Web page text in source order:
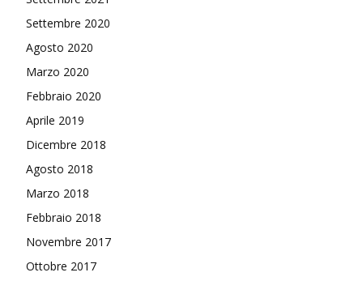
Settembre 2020
Agosto 2020
Marzo 2020
Febbraio 2020
Aprile 2019
Dicembre 2018
Agosto 2018
Marzo 2018
Febbraio 2018
Novembre 2017
Ottobre 2017